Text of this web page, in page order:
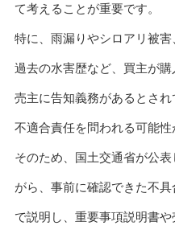
て考えることが重要です。
特に、雨漏りやシロアリ被害
過去の水害歴など、買主が購
売主に告知義務があるとさ
不適合責任を問われる可能性
そのため、国土交通省が公
がら、事前に確認できた不
で説明し、重要事項説明書